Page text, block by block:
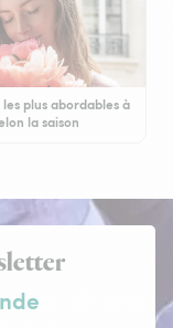
plus abordables à
la saison